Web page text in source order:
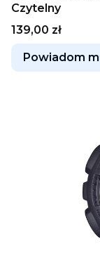
Czytelny
Cena
139,00 zł
Powiadom